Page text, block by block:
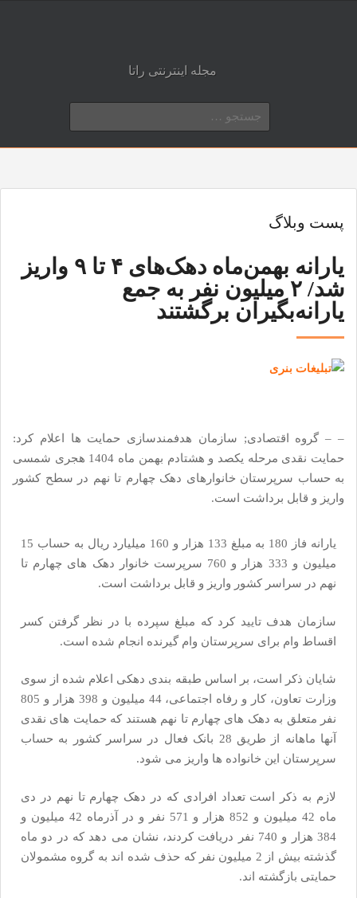
مجله اینترنتی راتا
برای:
پست وبلاگ
یارانه بهمن‌ماه دهک‌های ۴ تا ۹ واریز
شد/ ۲ میلیون نفر به جمع
یارانه‌بگیران برگشتند
– – گروه اقتصادی; سازمان هدفمندسازی حمایت ها اعلام کرد:
حمایت نقدی مرحله یکصد و هشتادم بهمن ماه 1404 هجری شمسی
به حساب سرپرستان خانوارهای دهک چهارم تا نهم در سطح کشور
واریز و قابل برداشت است.
یارانه فاز 180 به مبلغ 133 هزار و 160 میلیارد ریال به حساب 15
میلیون و 333 هزار و 760 سرپرست خانوار دهک های چهارم تا
نهم در سراسر کشور واریز و قابل برداشت است.
سازمان هدف تایید کرد که مبلغ سپرده با در نظر گرفتن کسر
اقساط وام برای سرپرستان وام گیرنده انجام شده است.
شایان ذکر است، بر اساس طبقه بندی دهکی اعلام شده از سوی
وزارت تعاون، کار و رفاه اجتماعی، 44 میلیون و 398 هزار و 805
نفر متعلق به دهک های چهارم تا نهم هستند که حمایت های نقدی
آنها ماهانه از طریق 28 بانک فعال در سراسر کشور به حساب
سرپرستان این خانواده ها واریز می شود.
لازم به ذکر است تعداد افرادی که در دهک چهارم تا نهم در دی
ماه 42 میلیون و 852 هزار و 571 نفر و در آذرماه 42 میلیون و
384 هزار و 740 نفر دریافت کردند، نشان می دهد که در دو ماه
گذشته بیش از 2 میلیون نفر که حذف شده اند به گروه مشمولان
حمایتی بازگشته اند.